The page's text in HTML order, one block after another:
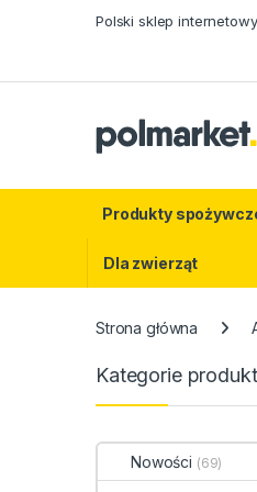
Polski sklep
Produkty
Dla zwierząt
Strona główna
Kategorie
Nowości (69)